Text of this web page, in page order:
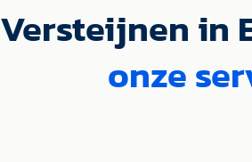
Versteijnen in
onze